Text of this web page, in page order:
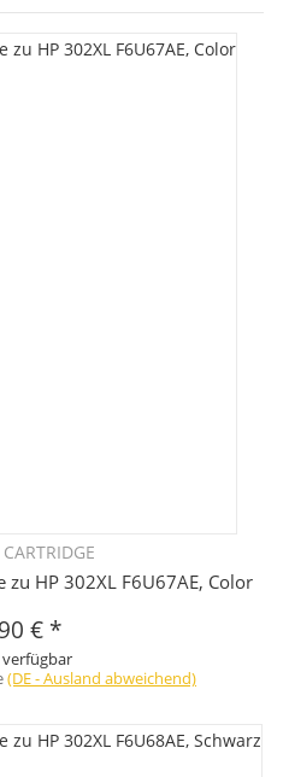
HP 302XL F6U67AE, Color
€ *
(DE - Ausland abweichend)